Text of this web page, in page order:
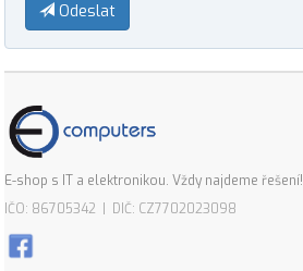
Odeslat
E-shop s IT a elektronikou. Vždy najdeme řešení!
IČO: 86705342 | DIČ: CZ7702023098